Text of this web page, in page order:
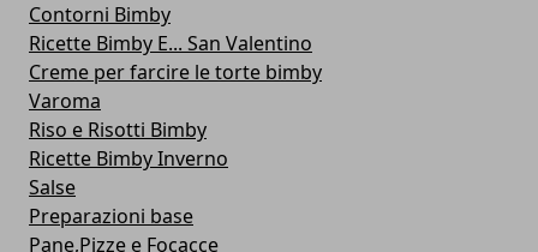
Contorni Bimby
Ricette Bimby E... San Valentino
Creme per farcire le torte bimby
Varoma
Riso e Risotti Bimby
Ricette Bimby Inverno
Salse
Preparazioni base
Pane,Pizze e Focacce